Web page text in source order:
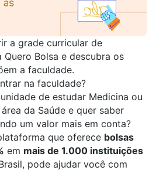
a grade curricular de
Quero Bolsa e descubra os
a faculdade.
na faculdade?
de estudar Medicina ou
da Saúde e quer saber
um valor mais em conta?
que oferece bolsas
em mais de 1.000 instituições
pode ajudar você com